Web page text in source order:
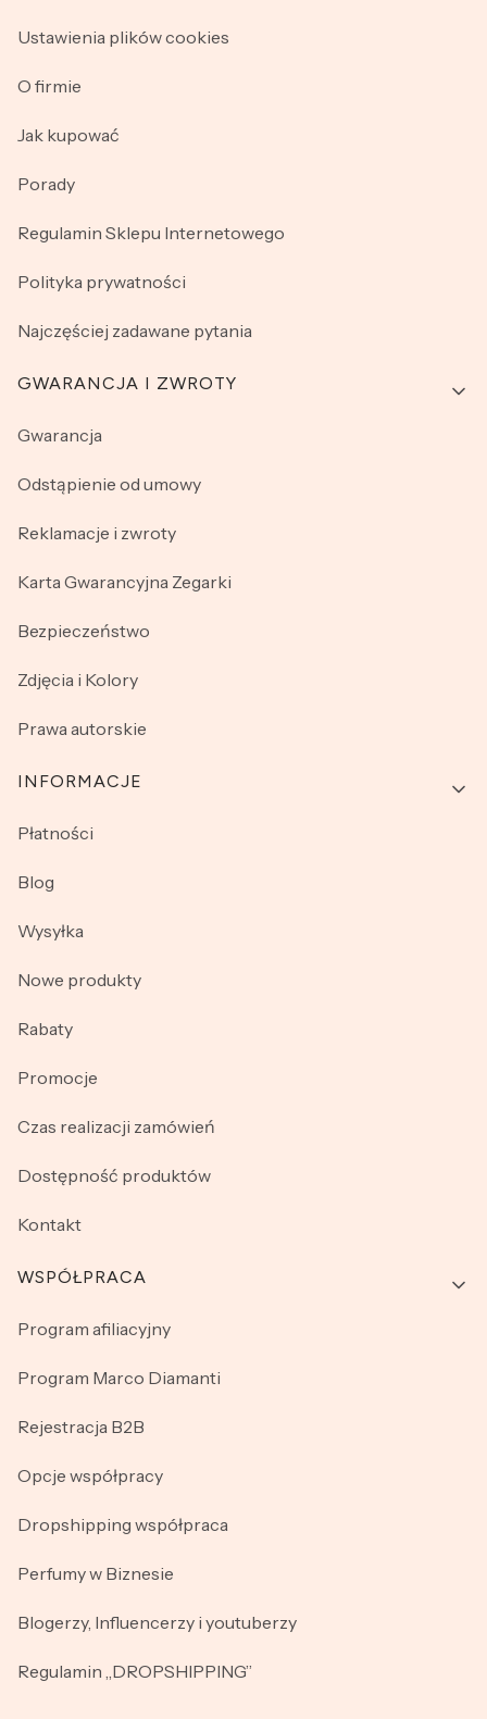
Ustawienia plików cookies
O firmie
Jak kupować
Porady
Regulamin Sklepu Internetowego
Polityka prywatności
Najczęściej zadawane pytania
GWARANCJA I ZWROTY
Gwarancja
Odstąpienie od umowy
Reklamacje i zwroty
Karta Gwarancyjna Zegarki
Bezpieczeństwo
Zdjęcia i Kolory
Prawa autorskie
INFORMACJE
Płatności
Blog
Wysyłka
Nowe produkty
Rabaty
Promocje
Czas realizacji zamówień
Dostępność produktów
Kontakt
WSPÓŁPRACA
Program afiliacyjny
Program Marco Diamanti
Rejestracja B2B
Opcje współpracy
Dropshipping współpraca
Perfumy w Biznesie
Blogerzy, Influencerzy i youtuberzy
Regulamin „DROPSHIPPING”